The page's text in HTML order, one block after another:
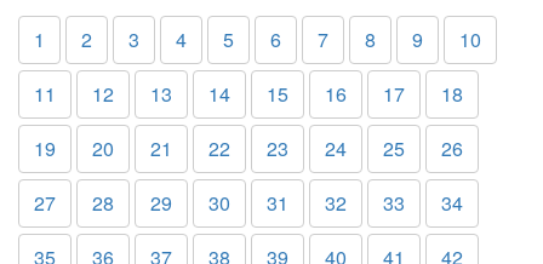
1 2 3 4 5 6 7 8 9
10
11
12 13 14 15 16 17
18
19
20 21 22 23 24 25
26
27
28 29 30 31 32 33
34
35
36 37 38 39 40 41
42